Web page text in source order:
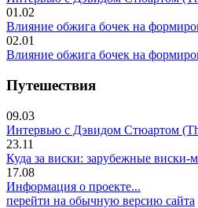
01.02
Влияние обжига бочек на
02.01
Влияние обжига бочек на
Путешествия
09.03
Интервью с Дэвидом Стюартом
23.11
Куда за виски: зарубежные виски-
17.08
Информация о проекте...
перейти на обычную версию сайта